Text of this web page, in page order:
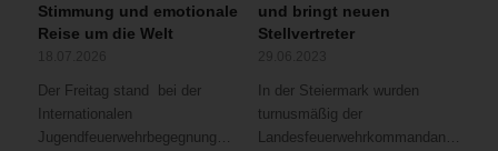
Stimmung und emotionale
Reise um die Welt
Der Freitag stand bei der
Internationalen
Jugendfeuerwehrbegegnung…
und bringt neuen
Stellvertreter
In der Steiermark wurden
turnusmäßig der
Landesfeuerwehrkommandant…